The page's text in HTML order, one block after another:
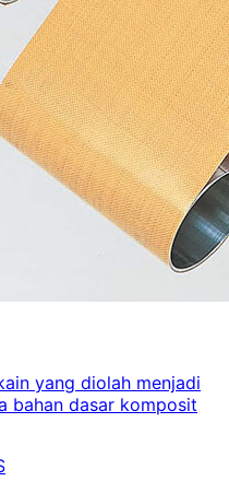
yang diolah menjadi
bahan dasar komposit